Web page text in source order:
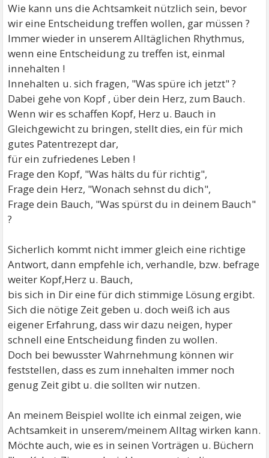
Wie kann uns die Achtsamkeit nützlich sein, bevor
wir eine Entscheidung treffen wollen, gar müssen ?
Immer wieder in unserem Alltäglichen Rhythmus,
wenn eine Entscheidung zu treffen ist, einmal
innehalten !
Innehalten u. sich fragen, "Was spüre ich jetzt" ?
Dabei gehe von Kopf , über dein Herz, zum Bauch.
Wenn wir es schaffen Kopf, Herz u. Bauch in
Gleichgewicht zu bringen, stellt dies, ein für mich
gutes Patentrezept dar,
für ein zufriedenes Leben !
Frage den Kopf, "Was hälts du für richtig",
Frage dein Herz, "Wonach sehnst du dich",
Frage dein Bauch, "Was spürst du in deinem Bauch"
?
Sicherlich kommt nicht immer gleich eine richtige
Antwort, dann empfehle ich, verhandle, bzw. befrage
weiter Kopf,Herz u. Bauch,
bis sich in Dir eine für dich stimmige Lösung ergibt.
Sich die nötige Zeit geben u. doch weiß ich aus
eigener Erfahrung, dass wir dazu neigen, hyper
schnell eine Entscheidung finden zu wollen.
Doch bei bewusster Wahrnehmung können wir
feststellen, dass es zum innehalten immer noch
genug Zeit gibt u. die sollten wir nutzen.
An meinem Beispiel wollte ich einmal zeigen, wie
Achtsamkeit in unserem/meinem Alltag wirken kann.
Möchte auch, wie es in seinen Vorträgen u. Büchern